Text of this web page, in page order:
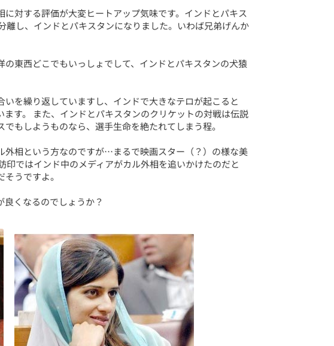
対する評価が大変ヒートアップ気味です。インドとパキス
離し、インドとパキスタンになりました。いわば兄弟げんか
東西どこでもいっしょでして、インドとパキスタンの犬猿
を繰り返していますし、インドで大きなテロが起こると
ます。 また、インドとパキスタンのクリケットの対戦は伝説
もしようものなら、選手生命を絶たれてしまう程。
外相という方なのですが…まるで映画スター（？）の様な美
ではインド中のメディアがカル外相を追いかけたのだと
うですよ。
くなるのでしょうか？